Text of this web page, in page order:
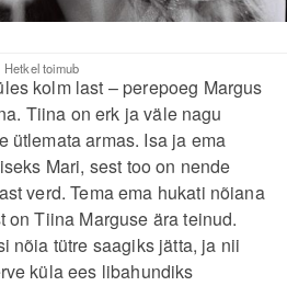
Hetkel toimub
kolm last – perepoeg Margus
Tiina on erk ja väle nagu
ütlemata armas. Isa ja ema
Mari, sest too on nende
verd. Tema ema hukati nõiana
on Tiina Marguse ära teinud.
nõia tütre saagiks jätta, ja nii
küla ees libahundiks